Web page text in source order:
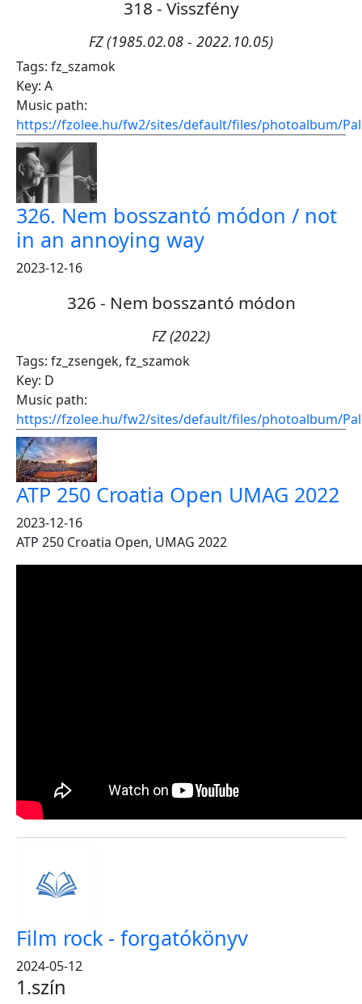
318 - Visszfény
FZ (1985.02.08 - 2022.10.05)
Tags: fz_szamok
Key: A
Music path:
https://fzolee.hu/fw2/sites/default/files/photoalbum/
326. Nem bosszantó módon / not
in an annoying way
2023-12-16
326 - Nem bosszantó módon
FZ (2022)
Tags: fz_zsengek, fz_szamok
Key: D
Music path:
https://fzolee.hu/fw2/sites/default/files/photoalbum/
ATP 250 Croatia Open UMAG 2022
2023-12-16
ATP 250 Croatia Open, UMAG 2022
Film rock - forgatókönyv
2024-05-12
1.szín